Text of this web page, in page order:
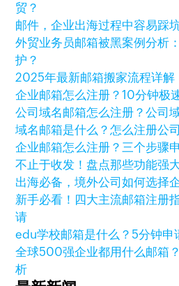
贸？
邮件，企业出海过程中容易踩
外贸业务员邮箱被黑案例分析
护？
2025年最新邮箱搬家流程详解
企业邮箱怎么注册？10分钟极
公司域名邮箱怎么注册？公司
域名邮箱是什么？怎么注册公
企业邮箱怎么注册？三个步骤
不止于收发！盘点那些功能强
出海必备，境外公司如何选择
新手必看！四大主流邮箱注册
请
edu学校邮箱是什么？5分钟申
全球500强企业都用什么邮箱
析